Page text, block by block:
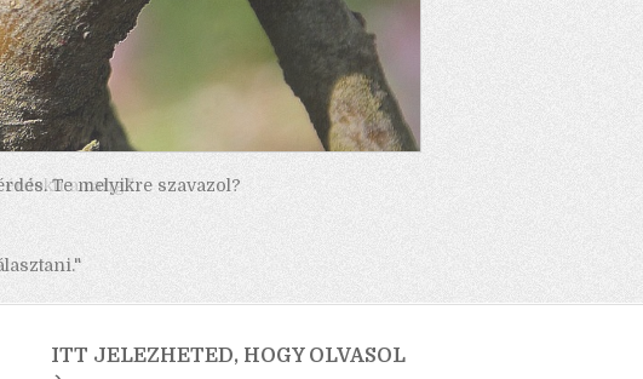
Te melyikre szavazol?